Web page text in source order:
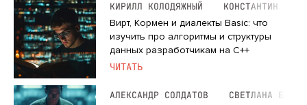
КИРИЛЛ КОЛОДЯЖНЫЙ
КОНСТАНТИН
Вирт, Кормен и диалекты Basic: что
изучить про алгоритмы и структуры
данных разработчикам на С++
ЧИТАТЬ
АЛЕКСАНДР СОЛДАТОВ
СВЕТЛАНА